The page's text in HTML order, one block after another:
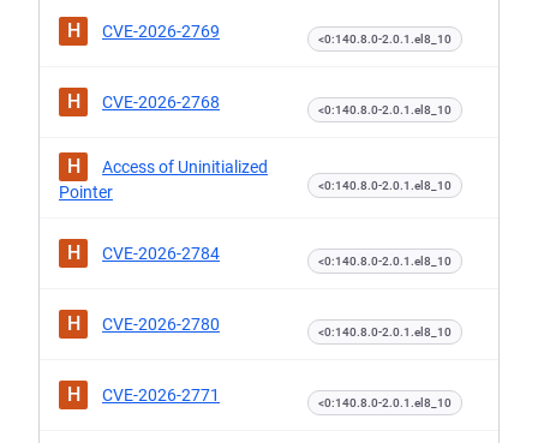
H CVE-2026-2769 <0:140.8.0-2.0.1.el8_10
H CVE-2026-2768 <0:140.8.0-2.0.1.el8_10
H
Access of Uninitialized
Pointer
<0:140.8.0-2.0.1.el8_10
H CVE-2026-2784 <0:140.8.0-2.0.1.el8_10
H CVE-2026-2780 <0:140.8.0-2.0.1.el8_10
H CVE-2026-2771 <0:140.8.0-2.0.1.el8_10